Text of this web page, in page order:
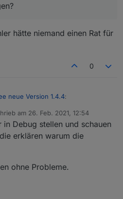
hätte niemand einen Rat für
0
neue Version 1.4.4:
dass bei mir plötzlich die
funktionieren. Ist für mich aber
Leuchte mit 5 Birnen haben.
controller auf stand gebracht,
hätte niemand einen Rat für
am 26. Feb. 2021, 12:54
editiert von
Debug stellen und schauen
erklären warum die
ohne Probleme.